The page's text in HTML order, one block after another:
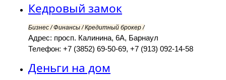
Кедровый замок
Бизнес / Финансы / Кредитный брокер /
Адрес: просп. Калинина, 6А, Барнаул
Телефон: +7 (3852) 69-50-69, +7 (913) 092-14-58
Деньги на дом